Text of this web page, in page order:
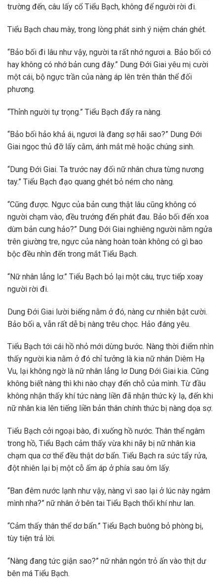
trường đến, câu lấy cổ Tiểu Bạch, không để người rời đi.
Tiểu Bạch chau mày, trong lòng phát sinh ý niệm chán ghét.
“Bảo bối đi lâu như vậy, người ta rất nhớ ngươi a. Bảo bối có
hay không có nhớ bản cung đây.” Dung Đới Giai yêu mị cười
một cái, bộ ngực trần của nàng áp lên trên thân thể đối
phương.
“Thỉnh người tự trọng.” Tiểu Bạch đẩy ra nàng.
“Bảo bối hảo khả ái, ngươi là đang sợ hãi sao?” Dung Đới
Giai ngọc thủ đỡ lấy cằm, ánh mắt mê hoặc chúng sinh.
“Dung Đới Giai. Ta trước nay đối nữ nhân chưa từng nương
tay.” Tiểu Bạch đạo quang ghét bỏ ném cho nàng.
“Cũng được. Ngực của bản cung thật lâu cũng không có
người chạm vào, đều trướng đến phát đau. Bảo bối đến xoa
dùm bản cung hảo?” Dung Đới Giai nghiêng người nằm ngửa
trên giường tre, ngực của nàng hoàn toàn không có gì bao
bộc đều nhìn đến trong mắt Tiểu Bạch.
“Nữ nhân lẳng lơ.” Tiểu Bạch bỏ lại một câu, trực tiếp xoay
người rời đi.
Dung Đới Giai lười biếng nằm ở đó, nàng cư nhiên bật cười.
Bảo bối a, vẫn rất dễ bị nàng trêu chọc. Hảo đáng yêu.
Tiểu Bạch tới cái hồ nhỏ mới dừng bước. Nàng thời điểm nhìn
thấy người kia nằm ở đó chỉ tưởng là kia nữ nhân Diêm Hạ
Vu, lại không ngờ là nữ nhân lẳng lơ Dung Đới Giai kia. Cũng
không biết nàng thì khi nào chạy đến chỗ của mình. Từ đầu
không nhận thấy khí tức nàng liền đã nhận thức kỳ lạ, đến khi
nữ nhân kia lên tiếng liền bản thân chính thức bị nàng dọa sợ.
Tiểu Bạch cởi ngoại bào, đi xuống hồ nước. Thân thể ngâm
trong hồ, Tiểu Bạch cảm thấy vừa khi nãy bị nữ nhân kia
chạm qua cơ thể đều thật dơ bẩn. Tiểu Bạch ra sức tẩy rửa,
đột nhiên lại bị một cỗ ấm áp ở phía sau ôm lấy.
“Ban đêm nước lạnh như vậy, nàng vì sao lại ở lúc này ngâm
mình nha?” nữ nhân ở bên tai Tiểu Bạch thổi khí như lan.
“Cảm thấy thân thể dơ bẩn.” Tiểu Bạch buông bỏ phòng bị,
tùy tiện trả lời.
“Nàng đang tức giận sao?” nữ nhân ngón trỏ ấn vào thịt dư
bên má Tiểu Bạch.